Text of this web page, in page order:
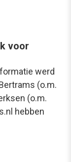
voor
werd
(o.m.
(o.m.
hebben